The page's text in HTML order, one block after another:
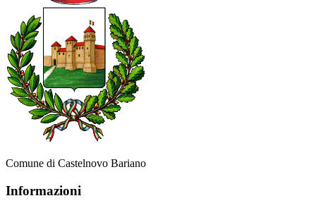
Comune di Castelnovo Bariano
Informazioni